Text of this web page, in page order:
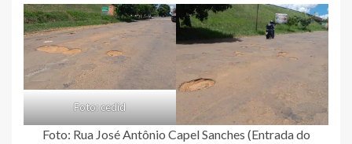
Foto: cedid
Foto: Rua José Antônio Capel Sanches (Entrada do